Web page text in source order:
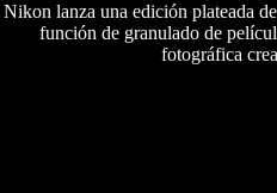
Nikon lanza una edición plateada
función de granulado de
fotográfica